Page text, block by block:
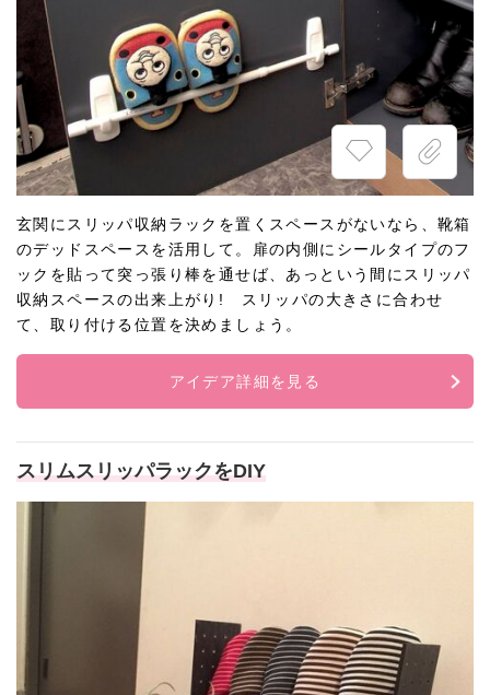
玄関にスリッパ収納ラックを置くスペースがないなら、靴箱
のデッドスペースを活用して。扉の内側にシールタイプのフ
ックを貼って突っ張り棒を通せば、あっという間にスリッパ
収納スペースの出来上がり! スリッパの大きさに合わせ
て、取り付ける位置を決めましょう。
アイデア詳細を見る
スリムスリッパラックをDIY